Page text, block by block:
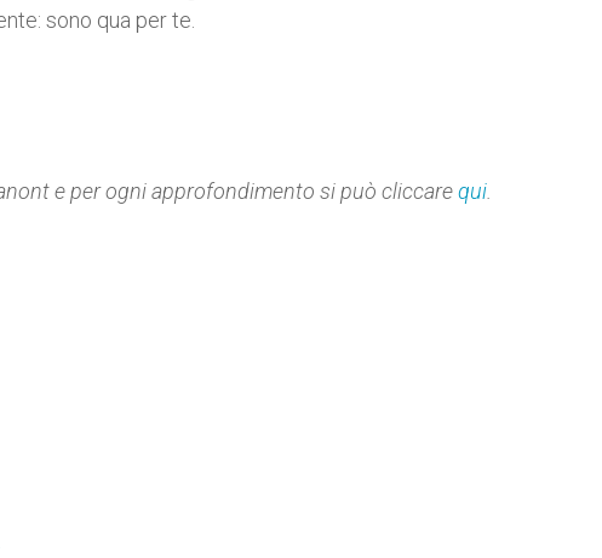
sono qua per te.
e per ogni approfondimento si può cliccarequi.